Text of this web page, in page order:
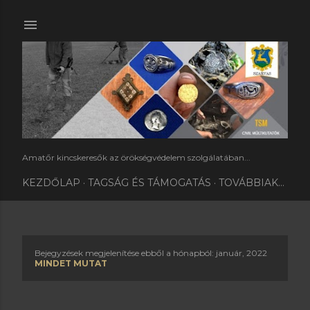
Amatőr kincskeresők az örökségvédelem szolgálatában...
KEZDŐLAP TAGSÁG ÉS TÁMOGATÁS TOVÁBBIAK…
Bejegyzések megjelenítése ebből a hónapból: január, 2022
MINDET MUTAT